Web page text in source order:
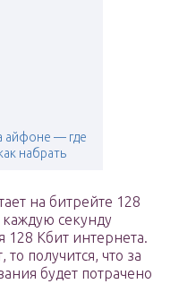
айфоне — где
набрать
на битрейте 128
каждую секунду
128 Кбит интернета.
получится, что за
будет потрачено